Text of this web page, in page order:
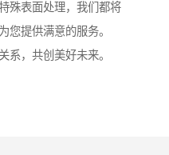
殊表面处理，我们都将
您提供满意的服务。
系，共创美好未来。